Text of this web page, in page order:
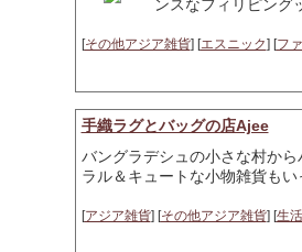
ンスなフィリピング
[その他アジア雑貨] [エスニック] [フ
手織ラグとバッグの店Ajee
バングラデシュの小さな村か
ラル＆キュートな小物雑貨も
[アジア雑貨] [その他アジア雑貨] [生